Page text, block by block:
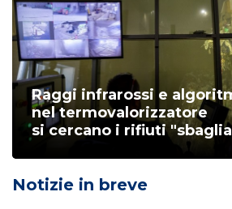
Raggi infrarossi e
nel termovalorizzatore
si cercano i rifiuti
Notizie in breve